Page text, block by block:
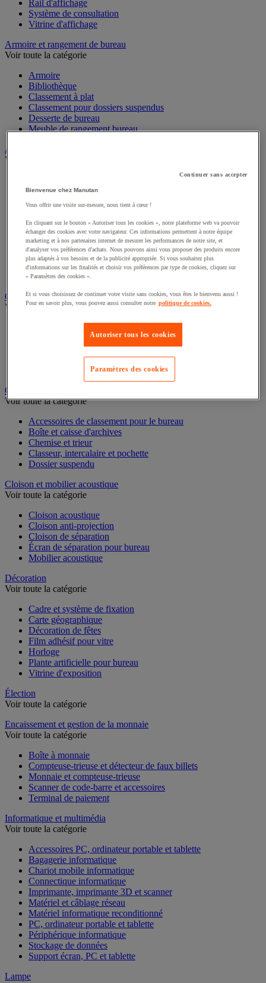
Rail d'affichage
Système de consultation
Vitrine d'affichage
Armoire et rangement de bureau
Voir toute la catégorie
Armoire
Bibliothèque
Classement à plat
Classement pour dossiers suspendus
Desserte de bureau
Meuble de rangement bureau
Audiovisuel
Voir toute la catégorie
Connectique audio et vidéo
Éclairage scénique et architectural
Équipement audio et Hi-Fi
Matériel de projection et vidéoprojection
Sonorisation et enregistrement professionnels
Studio Web radio et vidéo
Système d'affichage dynamique et interactif
Télévision, lecteur DVD et Blu-ray
Chauffage, climatisation et traitement de l'air
Voir toute la catégorie
Rafraîchisseur d'air
Traitement de l'air
Classement et archivage
Voir toute la catégorie
Accessoires de classement pour le bureau
Boîte et caisse d'archives
Chemise et trieur
Classeur, intercalaire et pochette
Dossier suspendu
Cloison et mobilier acoustique
Voir toute la catégorie
Cloison acoustique
Cloison anti-projection
Cloison de séparation
Écran de séparation pour bureau
Mobilier acoustique
Décoration
Voir toute la catégorie
Cadre et système de fixation
Carte géographique
Décoration de fêtes
Film adhésif pour vitre
Horloge
Plante artificielle pour bureau
Vitrine d'exposition
Élection
Voir toute la catégorie
Encaissement et gestion de la monnaie
Voir toute la catégorie
Boîte à monnaie
Compteuse-trieuse et détecteur de faux billets
Monnaie et compteuse-trieuse
Scanner de code-barre et accessoires
Terminal de paiement
Informatique et multimédia
Voir toute la catégorie
Accessoires PC, ordinateur portable et tablette
Bagagerie informatique
Chariot mobile informatique
Connectique informatique
Imprimante, imprimante 3D et scanner
Matériel et câblage réseau
Matériel informatique reconditionné
PC, ordinateur portable et tablette
Périphérique informatique
Stockage de données
Support écran, PC et tablette
Lampe
Continuer sans accepter
Bienvenue chez Manutan
Vous offrir une visite sur-mesure, nous tient à cœur !
En cliquant sur le bouton « Autoriser tous les cookies », notre plateforme web va pouvoir
échanger des cookies avec votre navigateur. Ces informations permettent à notre équipe
marketing et à nos partenaires internet de mesurer les performances de notre site, et
d'analyser vos préférences d'achats. Nous pouvons ainsi vous proposer des produits encore
plus adaptés à vos besoins et de la publicité appropriée. Si vous souhaitez plus
d'informations sur les finalités et choisir vos préférences par type de cookies, cliquez sur
« Paramètres des cookies ».
Et si vous choisissez de continuer votre visite sans cookies, vous êtes le bienvenu aussi !
Pour en savoir plus, vous pouvez aussi consulter notre politique de cookies.
Autoriser tous les cookies
Paramètres des cookies